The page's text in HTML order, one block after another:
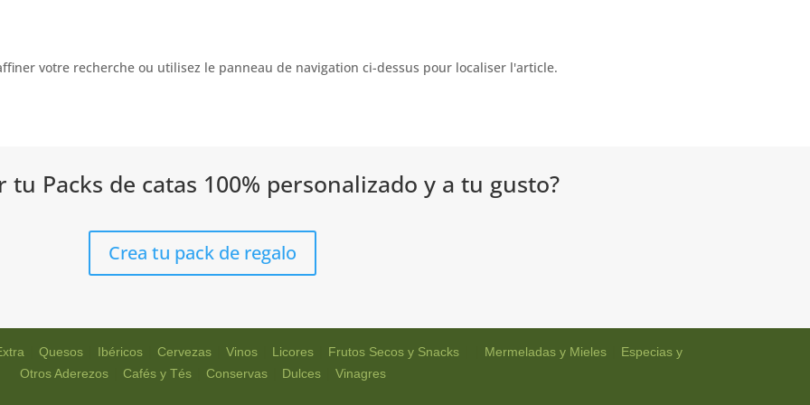
votre recherche ou utilisez le panneau de navigation ci-dessus pour localiser l'article.
tu Packs de catas 100% personalizado y a tu gusto?
Crea tu pack de regalo
Quesos| Ibéricos| Cervezas| Vinos| Licores| Frutos Secos y Snacks| | Mermeladas y Mieles|
Especias y
Otros Aderezos| Cafés y Tés| Conservas| Dulces| Vinagres